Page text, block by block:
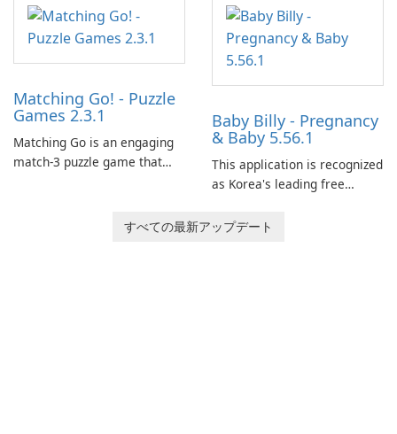
Matching Go! - Puzzle
Games 2.3.1
Matching Go is an engaging
match-3 puzzle game that
Ollie, on an adventurous
Baby Billy - Pregnancy
& Baby 5.56.1
This application is recognized
as Korea's leading free
baby tracking, offering
すべての最新アップデート